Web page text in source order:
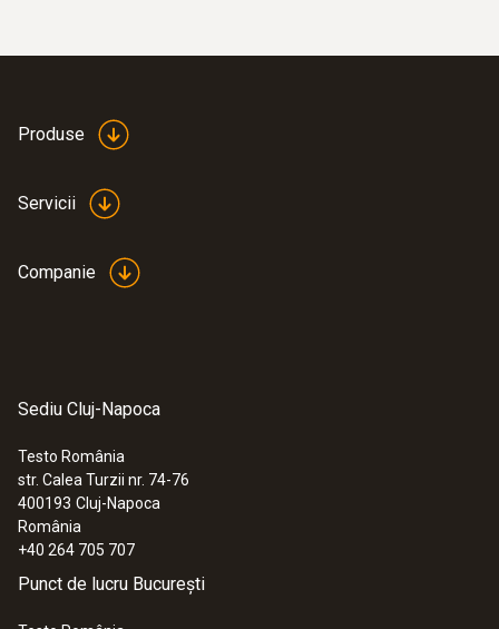
Produse
Servicii
Companie
Sediu Cluj-Napoca
Testo România
str. Calea Turzii nr. 74-76
400193 Cluj-Napoca
România
+40 264 705 707
Punct de lucru București